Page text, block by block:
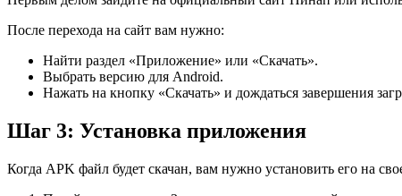
После перехода на сайт вам нужно:
Найти раздел «Приложение» или «Скачать».
Выбрать версию для Android.
Нажать на кнопку «Скачать» и дождаться завершения
Шаг 3: Установка приложения
Когда APK файл будет скачан, вам нужно установить его на